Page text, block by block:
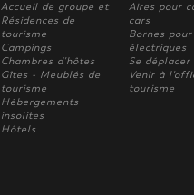
Accueil de groupe et
Résidences de
tourisme
Campings
Chambres d'hôtes
Gîtes - Meublés de
tourisme
Hébergements
insolites
Hôtels
Aires pour
cars
Bornes
électriques
Se déplacer
Venir à
tourisme